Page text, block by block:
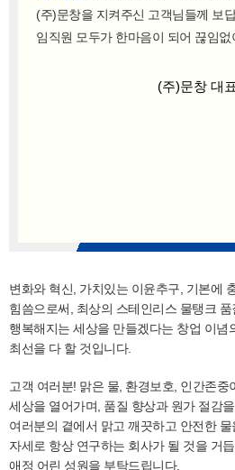
(주)문창을 지켜주신 고객님들께 보
임직원 모두가 한마음이 되어 끊임없
(주)문창 대
변화와 혁신, 가치있는 이윤추구, 기본에
힘씀으로써, 최상의 스테인리스 물탱크
행복해지는 세상을 만들겠다는 창업 이념
최선을 다 할 것입니다.
고객 여러분! 맑은 물, 환경보호, 인간존
세상을 열어가며, 품질 향상과 원가 절감
여러분의 곁에서 맑고 깨끗하고 안전한
자세로 항상 연구하는 회사가 될 것을 거
애정 어린 성원을 부탁드립니다.